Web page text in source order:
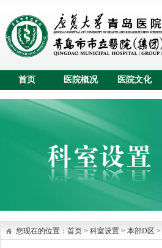
首页 医院概况 医院文化
您现在的位置： 首页 > 科室设置 > 本部D区 >